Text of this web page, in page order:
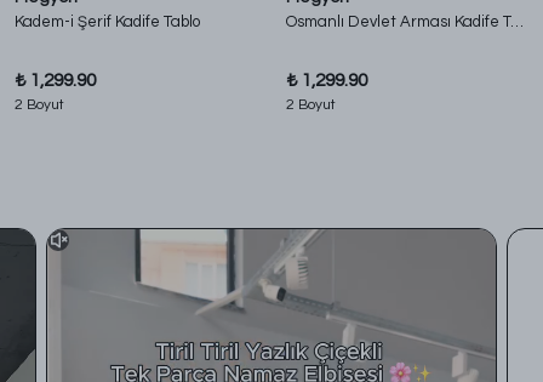
Kadem-i Şerif Kadife Tablo
₺ 1,299.90
2 Boyut
Osmanlı Devlet Arması Kadife Tablo
₺ 1,299.90
2 Boyut